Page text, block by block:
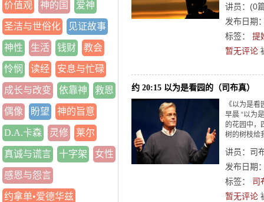
价值观 神的国 爱神
圣洁与世俗化 见证故事
神性 生活 钱财 教会
怜悯 读经 安息与忙碌
成长与改变 依靠神 救恩
偶像 盼望 神的旨意
D.A.卡森 灵修 莱尔
真诚与谎言 十字架 女性
感恩与怨言
约拿单•爱德华兹
讲员： (0
发布日期
标签： 提
暂无评论
约 20:15 以为是看园的（司布真）
《以为是
早晨 “以为
的花园中，
树的树枝给
讲员： 司
发布日期
标签： 司
暂无评论